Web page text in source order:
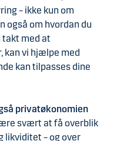
– ikke kun om
også om hvordan du
takt med at
kan vi hjælpe med
kan tilpasses dine
privatøkonomien
svært at få overblik
likviditet – og over